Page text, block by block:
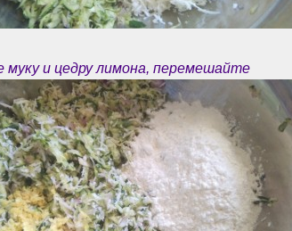
муку и цедру лимона, перемешайте